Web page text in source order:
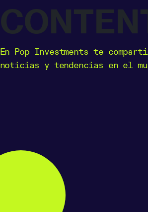
En Pop Investments te
noticias y tendencias en el